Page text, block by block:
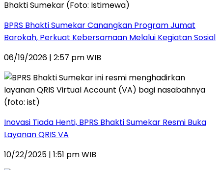
BPRS Bhakti Sumekar Canangkan Program Jumat
Barokah, Perkuat Kebersamaan Melalui Kegiatan Sosial
06/19/2026 | 2:57 pm WIB
Inovasi Tiada Henti, BPRS Bhakti Sumekar Resmi Buka
Layanan QRIS VA
10/22/2025 | 1:51 pm WIB